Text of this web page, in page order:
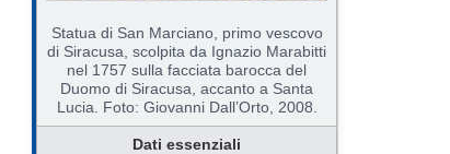
Statua di San Marciano, primo vescovo
di Siracusa, scolpita da Ignazio Marabitti
nel 1757 sulla facciata barocca del
Duomo di Siracusa, accanto a Santa
Lucia. Foto: Giovanni Dall’Orto, 2008.
Dati essenziali